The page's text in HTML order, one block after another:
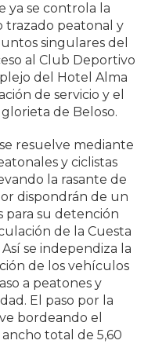
ya se controla la
trazado peatonal y
singulares del
al Club Deportivo
del Hotel Alma
de servicio y el
de Beloso.
resuelve mediante
y ciclistas
la rasante de
dispondrán de un
para su detención
de la Cuesta
se independiza la
de los vehículos
a peatones y
El paso por la
bordeando el
total de 5,60